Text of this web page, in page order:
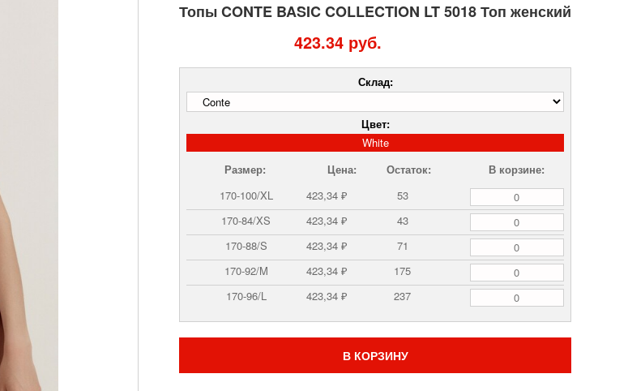
Топы CONTE BASIC COLLECTION LT 5018 Топ женский
423.34 руб.
Склад:
Цвет:
White
Размер:
Цена: Остаток:
В корзине:
170-100/XL
423,34 ₽
53
170-84/XS
423,34 ₽
43
170-88/S
423,34 ₽
71
170-92/M
423,34 ₽
175
170-96/L
423,34 ₽ 237
В КОРЗИНУ